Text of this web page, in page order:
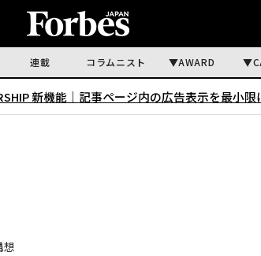
連載 コラムニスト AWARD
新機能｜ 記事ページ内の広告表示を最小限
想